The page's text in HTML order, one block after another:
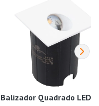
Balizador Quadrado LED